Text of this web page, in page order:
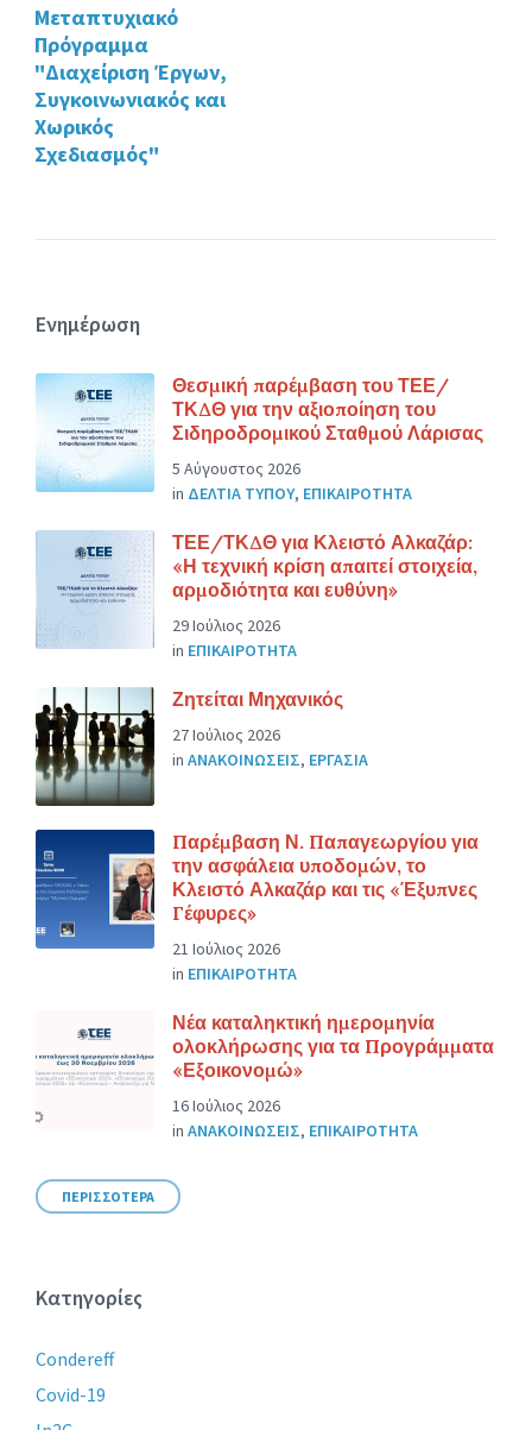
Μεταπτυχιακό
Πρόγραμμα
"Διαχείριση Έργων,
Συγκοινωνιακός και
Χωρικός
Σχεδιασμός"
Ενημέρωση
Θεσμική παρέμβαση του ΤΕΕ/
ΤΚΔΘ για την αξιοποίηση του
Σιδηροδρομικού Σταθμού Λάρισας
5 Αύγουστος 2026
in ΔΕΛΤΙΑ ΤΥΠΟΥ, ΕΠΙΚΑΙΡΟΤΗΤΑ
ΤΕΕ/ΤΚΔΘ για Κλειστό Αλκαζάρ:
«Η τεχνική κρίση απαιτεί στοιχεία,
αρμοδιότητα και ευθύνη»
29 Ιούλιος 2026
in ΕΠΙΚΑΙΡΟΤΗΤΑ
Ζητείται Μηχανικός
27 Ιούλιος 2026
in ΑΝΑΚΟΙΝΩΣΕΙΣ, ΕΡΓΑΣΙΑ
Παρέμβαση Ν. Παπαγεωργίου για
την ασφάλεια υποδομών, το
Κλειστό Αλκαζάρ και τις «Έξυπνες
Γέφυρες»
21 Ιούλιος 2026
in ΕΠΙΚΑΙΡΟΤΗΤΑ
Νέα καταληκτική ημερομηνία
ολοκλήρωσης για τα Προγράμματα
«Εξοικονομώ»
16 Ιούλιος 2026
in ΑΝΑΚΟΙΝΩΣΕΙΣ, ΕΠΙΚΑΙΡΟΤΗΤΑ
ΠΕΡΙΣΣΟΤΕΡΑ
Κατηγορίες
Condereff
Covid-19